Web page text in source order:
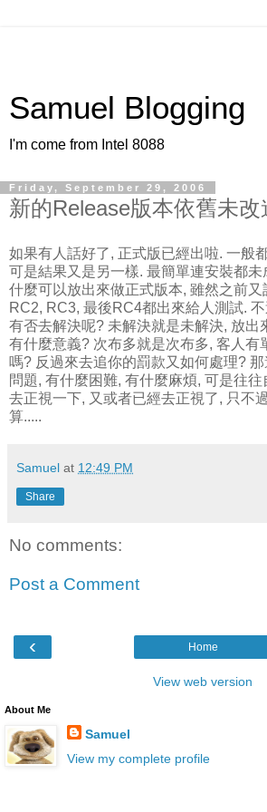
Samuel Blogging
I'm come from Intel 8088
Friday, September 29, 2006
新的Release版本依舊未改
如果有人話好了, 正式版已經出啦. 一般
可是結果又是另一樣. 最簡單連安裝都未
什麼可以放出來做正式版本, 雖然之前又
RC2, RC3, 最後RC4都出來給人測試.
有否去解決呢? 未解決就是未解決, 放出
有什麼意義? 次布多就是次布多, 客人有
嗎? 反過來去追你的罰款又如何處理?
問題, 有什麼困難, 有什麼麻煩, 可是往
去正視一下, 又或者已經去正視了, 只不
算.....
Samuel at 12:49 PM
Share
No comments:
Post a Comment
‹ Home
View web version
About Me
Samuel
View my complete profile